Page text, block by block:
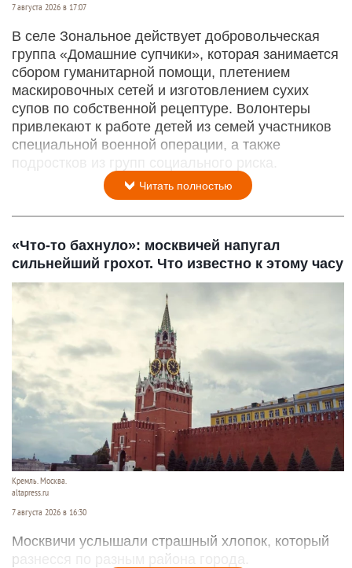
7 августа 2026 в 17:07
В селе Зональное действует добровольческая
группа «Домашние супчики», которая занимается
сбором гуманитарной помощи, плетением
маскировочных сетей и изготовлением сухих
супов по собственной рецептуре. Волонтеры
привлекают к работе детей из семей участников
специальной военной операции, а также
подростков из групп социального риска.
Читать полностью
«Что-то бахнуло»: москвичей напугал
сильнейший грохот. Что известно к этому часу
Кремль. Москва.
altapress.ru
7 августа 2026 в 16:30
Москвичи услышали страшный хлопок, который
разнесся по разным района города.